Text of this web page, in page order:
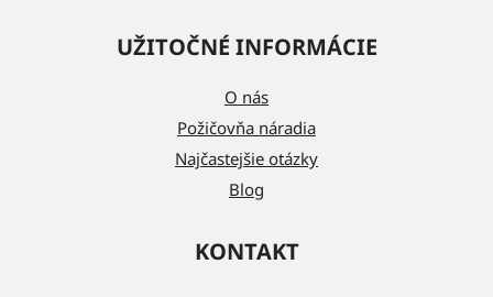
UŽITOČNÉ INFORMÁCIE
O nás
Požičovňa náradia
Najčastejšie otázky
Blog
KONTAKT